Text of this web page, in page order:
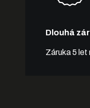
Dlouhá
Záruka 5 let